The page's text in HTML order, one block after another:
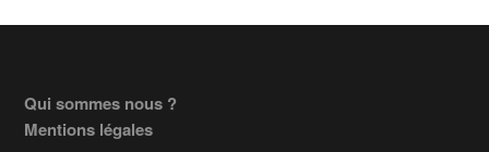
Footer
Qui sommes nous ?
Mentions légales